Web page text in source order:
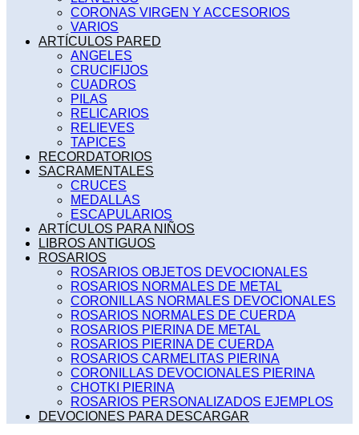
CORONAS VIRGEN Y ACCESORIOS
VARIOS
ARTÍCULOS PARED
ANGELES
CRUCIFIJOS
CUADROS
PILAS
RELICARIOS
RELIEVES
TAPICES
RECORDATORIOS
SACRAMENTALES
CRUCES
MEDALLAS
ESCAPULARIOS
ARTÍCULOS PARA NIÑOS
LIBROS ANTIGUOS
ROSARIOS
ROSARIOS OBJETOS DEVOCIONALES
ROSARIOS NORMALES DE METAL
CORONILLAS NORMALES DEVOCIONALES
ROSARIOS NORMALES DE CUERDA
ROSARIOS PIERINA DE METAL
ROSARIOS PIERINA DE CUERDA
ROSARIOS CARMELITAS PIERINA
CORONILLAS DEVOCIONALES PIERINA
CHOTKI PIERINA
ROSARIOS PERSONALIZADOS EJEMPLOS
DEVOCIONES PARA DESCARGAR